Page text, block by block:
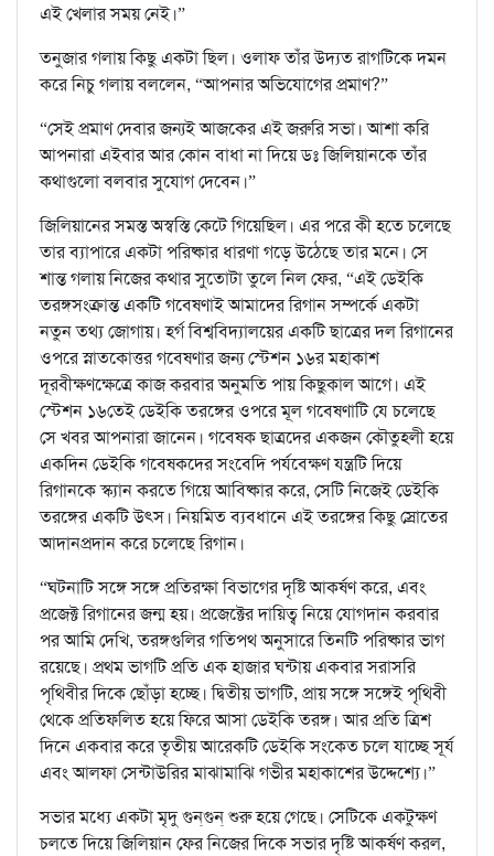
এই খেলার সময় নেই।”
তনুজার গলায় কিছু একটা ছিল। ওলাফ তাঁর উদ্যত রাগটিকে দমন
করে নিচু গলায় বললেন, “আপনার অভিযোগের প্রমাণ?”
“সেই প্রমাণ দেবার জন্যই আজকের এই জরুরি সভা। আশা করি
আপনারা এইবার আর কোন বাধা না দিয়ে ডঃ জিলিয়ানকে তাঁর
কথাগুলো বলবার সুযোগ দেবেন।”
জিলিয়ানের সমস্ত অস্বস্তি কেটে গিয়েছিল। এর পরে কী হতে চলেছে
তার ব্যাপারে একটা পরিষ্কার ধারণা গড়ে উঠেছে তার মনে। সে
শান্ত গলায় নিজের কথার সুতোটা তুলে নিল ফের, “এই ডেইকি
তরঙ্গসংক্রান্ত একটি গবেষণাই আমাদের রিগান সম্পর্কে একটা
নতুন তথ্য জোগায়। হর্গ বিশ্ববিদ্যালয়ের একটি ছাত্রের দল রিগানের
ওপরে স্নাতকোত্তর গবেষণার জন্য স্টেশন ১৬র মহাকাশ
দূরবীক্ষণক্ষেত্রে কাজ করবার অনুমতি পায় কিছুকাল আগে। এই
স্টেশন ১৬তেই ডেইকি তরঙ্গের ওপরে মূল গবেষণাটি যে চলেছে
সে খবর আপনারা জানেন। গবেষক ছাত্রদের একজন কৌতুহলী হয়ে
একদিন ডেইকি গবেষকদের সংবেদি পর্যবেক্ষণ যন্ত্রটি দিয়ে
রিগানকে স্ক্যান করতে গিয়ে আবিষ্কার করে, সেটি নিজেই ডেইকি
তরঙ্গের একটি উৎস। নিয়মিত ব্যবধানে এই তরঙ্গের কিছু স্রোতের
আদানপ্রদান করে চলেছে রিগান।
“ঘটনাটি সঙ্গে সঙ্গে প্রতিরক্ষা বিভাগের দৃষ্টি আকর্ষণ করে, এবং
প্রজেক্ট রিগানের জন্ম হয়। প্রজেক্টের দায়িত্ব নিয়ে যোগদান করবার
পর আমি দেখি, তরঙ্গগুলির গতিপথ অনুসারে তিনটি পরিষ্কার ভাগ
রয়েছে। প্রথম ভাগটি প্রতি এক হাজার ঘন্টায় একবার সরাসরি
পৃথিবীর দিকে ছোঁড়া হচ্ছে। দ্বিতীয় ভাগটি, প্রায় সঙ্গে সঙ্গেই পৃথিবী
থেকে প্রতিফলিত হয়ে ফিরে আসা ডেইকি তরঙ্গ। আর প্রতি ত্রিশ
দিনে একবার করে তৃতীয় আরেকটি ডেইকি সংকেত চলে যাচ্ছে সূর্য
এবং আলফা সেন্টাউরির মাঝামাঝি গভীর মহাকাশের উদ্দেশ্যে।”
সভার মধ্যে একটা মৃদু গুন্‌গুন্‌ শুরু হয়ে গেছে। সেটিকে একটুক্ষণ
চলতে দিয়ে জিলিয়ান ফের নিজের দিকে সভার দৃষ্টি আকর্ষণ করল,